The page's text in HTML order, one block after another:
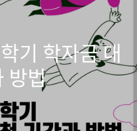
기 학자금 대
방법